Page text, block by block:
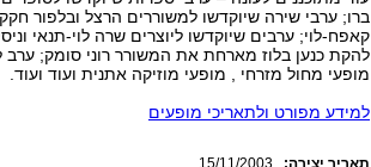
ברו; ערבי שירה שיוקדשו למשוררים הרצל ובלפור
קאפח-לוי; ערבים שיוקדשו ליוצרים שרה לוי-תנאי
להקת כנען בלוז מארחת את המשורר רוני סומק; ערב
מופעי מחול מזרחי , מופעי מוזיקה אתנית ועוד ועוד.
למידע מפורט ולתאריכי מופעים
15/11/2003 :תאריך יצירה